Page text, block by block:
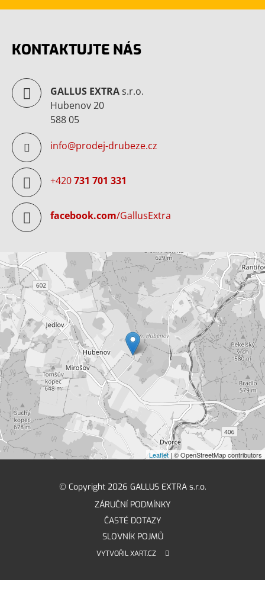
KONTAKTUJTE NÁS
GALLUS EXTRAs.r.o.
Hubenov 20
588 05
info@prodej-drubeze.cz
+420731 701 331
facebook.com/GallusExtra
Leaflet| © OpenStreetMap contributors
© Copyright 2026 GALLUS EXTRA s.r.o.
ZÁRUČNÍ PODMÍNKY
ČASTÉ DOTAZY
SLOVNÍK POJMŮ
VYTVOŘIL XART.CZ